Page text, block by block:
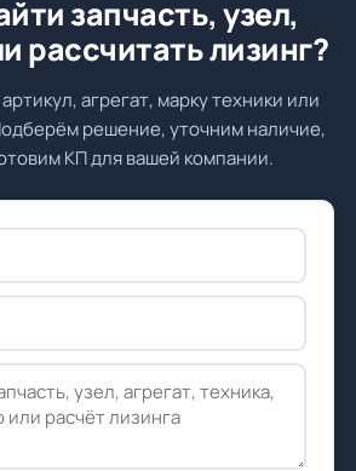
запчасть, узел,
рассчитать лизинг?
агрегат, марку техники или
решение, уточним наличие,
КП для вашей компании.